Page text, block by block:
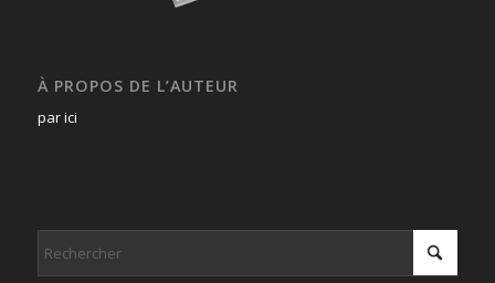
À PROPOS DE L’AUTEUR
par ici